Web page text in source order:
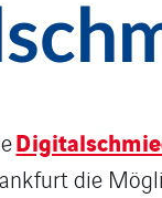
die